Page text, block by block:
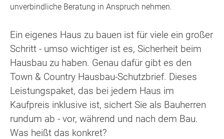
unverbindliche Beratung in Anspruch nehmen.
Ein eigenes Haus zu bauen ist für viele ein großer
Schritt - umso wichtiger ist es, Sicherheit beim
Hausbau zu haben. Genau dafür gibt es den
Town & Country Hausbau-Schutzbrief. Dieses
Leistungspaket, das bei jedem Haus im
Kaufpreis inklusive ist, sichert Sie als Bauherren
rundum ab - vor, während und nach dem Bau.
Was heißt das konkret?